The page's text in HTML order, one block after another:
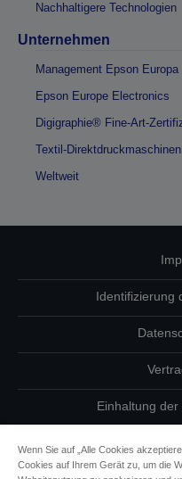
Nachhaltigere Technologien
Unternehmen
Management Epson Europa
Epson Europe Electronics
Digigraphie® Fine-Art-
Textil-Direktdruckmaschinen
Weltweit
Identifizierung
Einhaltung
Wenn Sie auf „Alle Cookies
Cookies auf Ihrem Gerät zu, um die